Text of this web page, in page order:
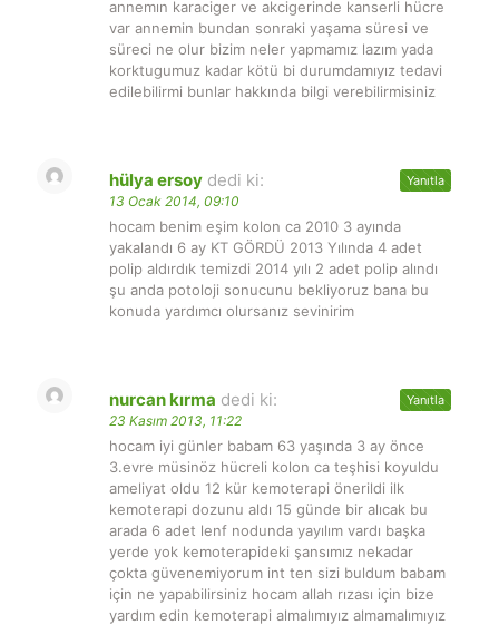
annemın karaciger ve akcigerinde kanserli hücre
var annemin bundan sonraki yaşama süresi ve
süreci ne olur bizim neler yapmamız lazım yada
korktugumuz kadar kötü bi durumdamıyız tedavi
edilebilirmi bunlar hakkında bilgi verebilirmisiniz
hülya ersoy dedi ki:
13 Ocak 2014, 09:10
hocam benim eşim kolon ca 2010 3 ayında
yakalandı 6 ay KT GÖRDÜ 2013 Yılında 4 adet
polip aldırdık temizdi 2014 yılı 2 adet polip alındı
şu anda potoloji sonucunu bekliyoruz bana bu
konuda yardımcı olursanız sevinirim
Yanıtla
nurcan kırma dedi ki:
23 Kasım 2013, 11:22
hocam iyi günler babam 63 yaşında 3 ay önce
3.evre müsinöz hücreli kolon ca teşhisi koyuldu
ameliyat oldu 12 kür kemoterapi önerildi ilk
kemoterapi dozunu aldı 15 günde bir alıcak bu
arada 6 adet lenf nodunda yayılım vardı başka
yerde yok kemoterapideki şansımız nekadar
çokta güvenemiyorum int ten sizi buldum babam
için ne yapabilirsiniz hocam allah rızası için bize
yardım edin kemoterapi almalımıyız almamalımıyız
Yanıtla